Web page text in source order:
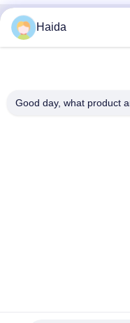
Contactez
secteur de
Haida
Good day, what product